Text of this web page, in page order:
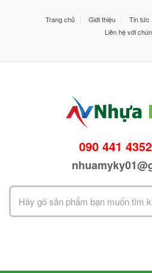
Trang chủ Giới thiệu Tin tức
Liên hệ với
090 441 4352
Search
for: